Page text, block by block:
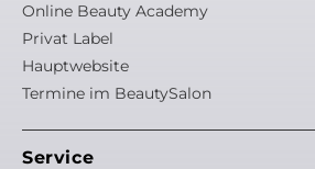
Online Beauty Academy
Privat Label
Hauptwebsite
Termine im BeautySalon
Service